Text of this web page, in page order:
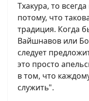
Тхакура, то
потому, что
традиция. Когда
Вайшнавов или
следует
это просто
в том, что
служить".